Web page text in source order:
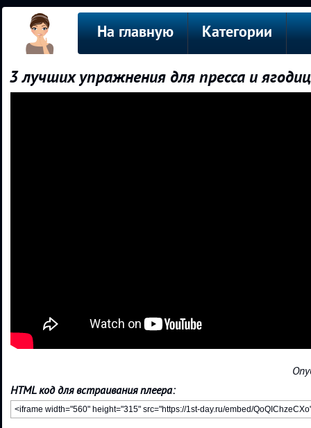
На главную Категории
3 лучших упражнения для пресса и
HTML код для встраивания плеера: